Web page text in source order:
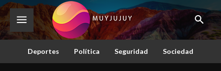
Deportes Política Seguridad Sociedad